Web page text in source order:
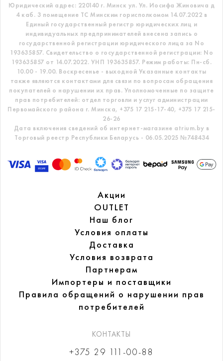
Юридический адрес: 220140 г. Минск ул. Ул. Иосифа Жиновича д
4 каб. 3 помещение ТС Минским горисполкомом 14.07.2022 в
Единый государственный регистр юридических лиц и
индивидуальных предпринимателей внесена запись о
государственной регистрации юридического лица за No
193635857. Свидетельство о государственной регистрации: No
193635857 от 14.07.2022. УНП 193635857. Режим работы: Пн-сб.
10.00 - 19.00. Воскресенье - выходной Указанные контакты
также являются контактами для связи по вопросам обращения
покупателей о нарушении их прав. Уполномоченные по защите
прав потребителей: отдел торговли и услуг администрации
Первомайского района г. Минска, +375 17 215-17-40, +375 17 215-
26-26
Дата включения сведений об интернет-магазине atrium.by в
Торговый реестр Республики Беларусь - 06.05.2025 №748434
Акции
OUTLET
Наш блог
Условия оплаты
Доставка
Условия возврата
Партнерам
Импортеры и поставщики
Правила обращений о нарушении прав
потребителей
КОНТАКТЫ
+375 29 111-00-88